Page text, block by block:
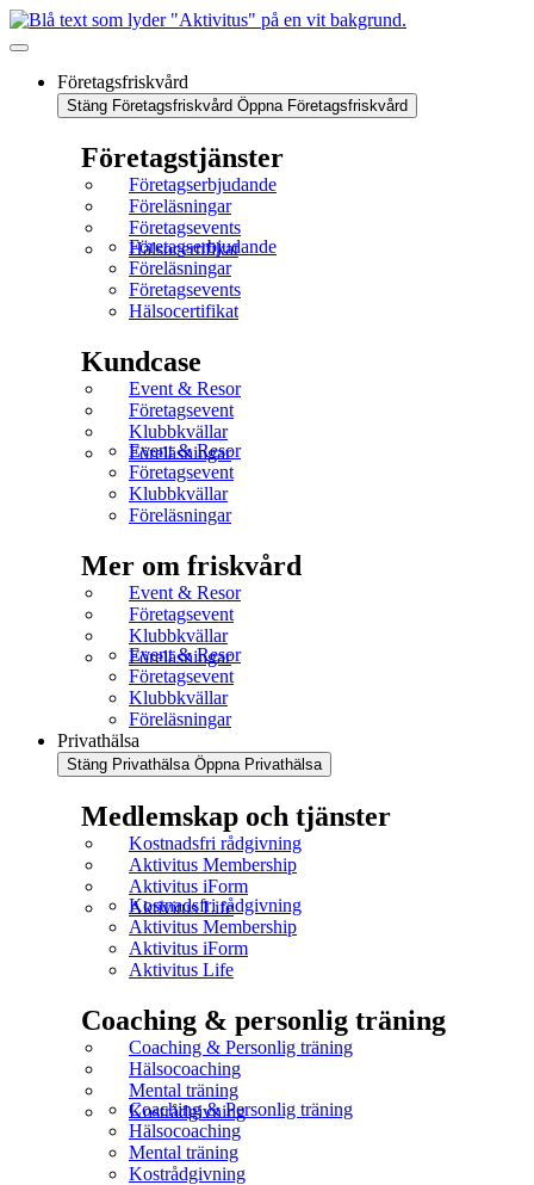
Företagsfriskvård
Stäng Företagsfriskvård Öppna Företagsfriskvård
Företagstjänster
Företagserbjudande
Föreläsningar
Företagsevents
Hälsocertifikat
Företagserbjudande
Föreläsningar
Företagsevents
Hälsocertifikat
Kundcase
Event & Resor
Företagsevent
Klubbkvällar
Föreläsningar
Event & Resor
Företagsevent
Klubbkvällar
Föreläsningar
Mer om friskvård
Event & Resor
Företagsevent
Klubbkvällar
Föreläsningar
Event & Resor
Företagsevent
Klubbkvällar
Föreläsningar
Privathälsa
Stäng Privathälsa Öppna Privathälsa
Medlemskap och tjänster
Kostnadsfri rådgivning
Aktivitus Membership
Aktivitus iForm
Aktivitus Life
Kostnadsfri rådgivning
Aktivitus Membership
Aktivitus iForm
Aktivitus Life
Coaching & personlig träning
Coaching & Personlig träning
Hälsocoaching
Mental träning
Kostrådgivning
Coaching & Personlig träning
Hälsocoaching
Mental träning
Kostrådgivning